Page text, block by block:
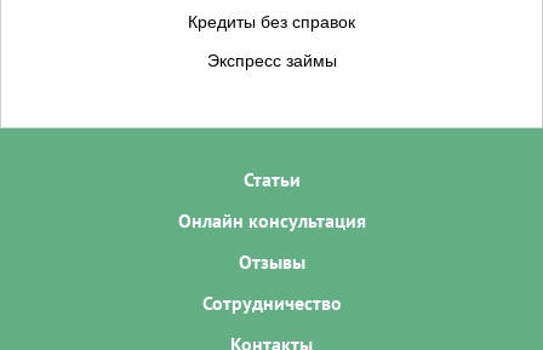
Кредиты без справок
Экспресс займы
Статьи
Онлайн консультация
Отзывы
Сотрудничество
Контакты